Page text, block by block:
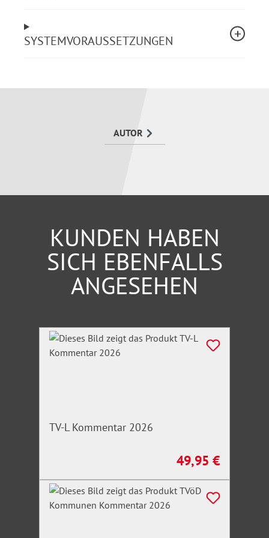
Inobhutnahme.
SYSTEMVORAUSSETZUNGEN
AUTOR
KUNDEN HABEN
SICH EBENFALLS
ANGESEHEN
Produktgalerie überspringen
TV-L Kommentar 2026
Regulärer Preis:
49,95 €